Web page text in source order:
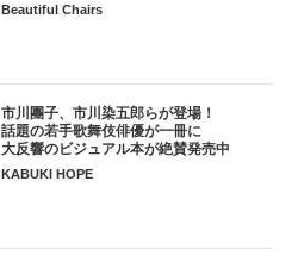
Beautiful Chairs
市川團子、市川染五郎らが登場！
話題の若手歌舞伎俳優が一冊に
大反響のビジュアル本が絶賛発売中
KABUKI HOPE